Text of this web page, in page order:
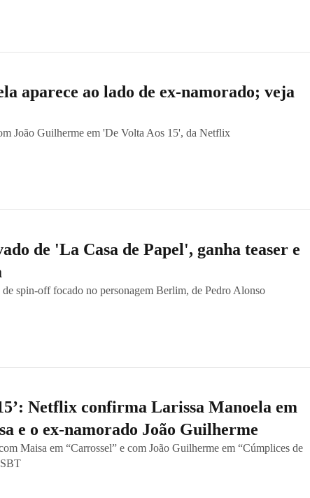
aparece ao lado de ex-namorado; veja
João Guilherme em 'De Volta Aos 15', da Netflix
de 'La Casa de Papel', ganha teaser e
spin-off focado no personagem Berlim, de Pedro Alonso
Netflix confirma Larissa Manoela em
e o ex-namorado João Guilherme
Maisa em “Carrossel” e com João Guilherme em “Cúmplices de